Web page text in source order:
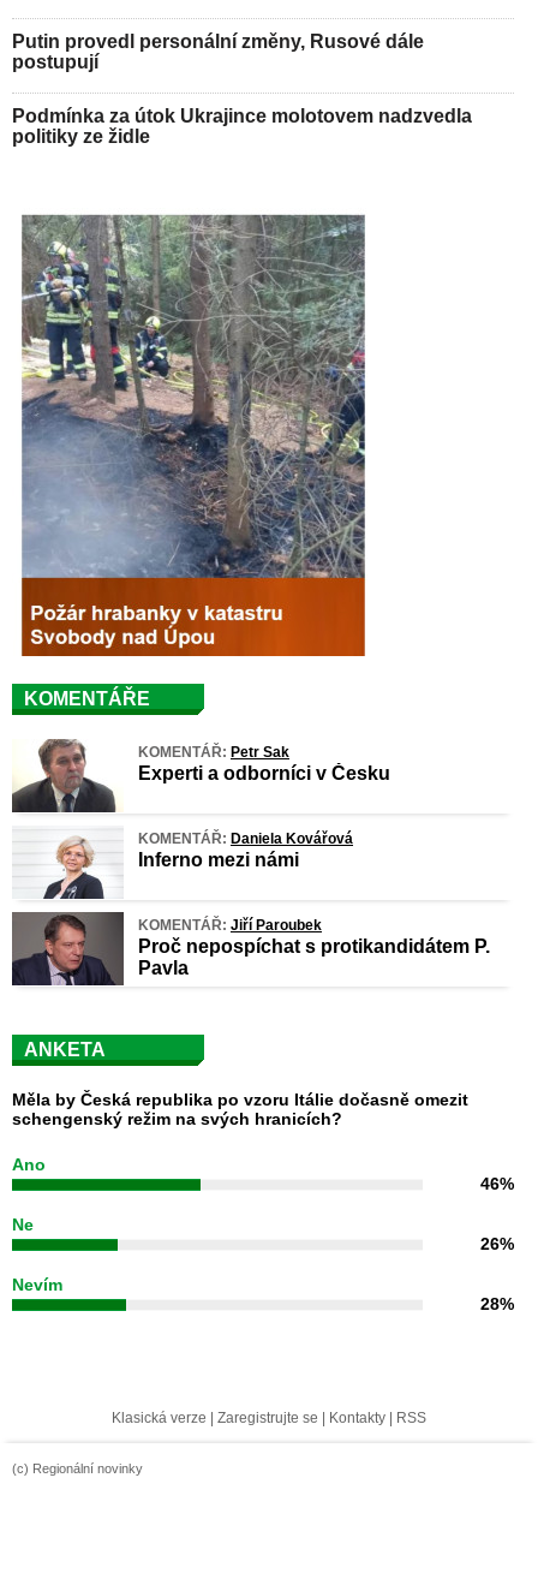
Putin provedl personální změny, Rusové dále
postupují
Podmínka za útok Ukrajince molotovem nadzvedla
politiky ze židle
KOMENTÁŘE
KOMENTÁŘ: Petr Sak
Experti a odborníci v Česku
KOMENTÁŘ: Daniela Kovářová
Inferno mezi námi
KOMENTÁŘ: Jiří Paroubek
Proč nepospíchat s protikandidátem P.
Pavla
ANKETA
Měla by Česká republika po vzoru Itálie dočasně omezit
schengenský režim na svých hranicích?
Ano
46%
Ne
26%
Nevím
28%
Klasická verze Zaregistrujte se Kontakty RSS
(c) Regionální novinky